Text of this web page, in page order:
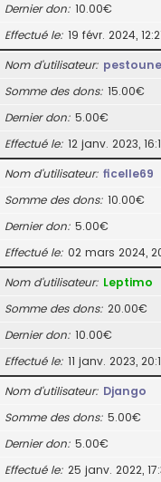
Dernier don 10.00€
Effectué le 19 févr. 2024,
Nom d’utilisateur
Somme des dons 15.00€
Dernier don 5.00€
Effectué le 12 janv. 2023,
Nom d’utilisateur ficelle69
Somme des dons 10.00€
Dernier don 5.00€
Effectué le 02 mars 2024,
Nom d’utilisateur Leptimo
Somme des dons 20.00€
Dernier don 10.00€
Effectué le 11 janv. 2023,
Nom d’utilisateur Django
Somme des dons 5.00€
Dernier don 5.00€
Effectué le 25 janv. 2022,